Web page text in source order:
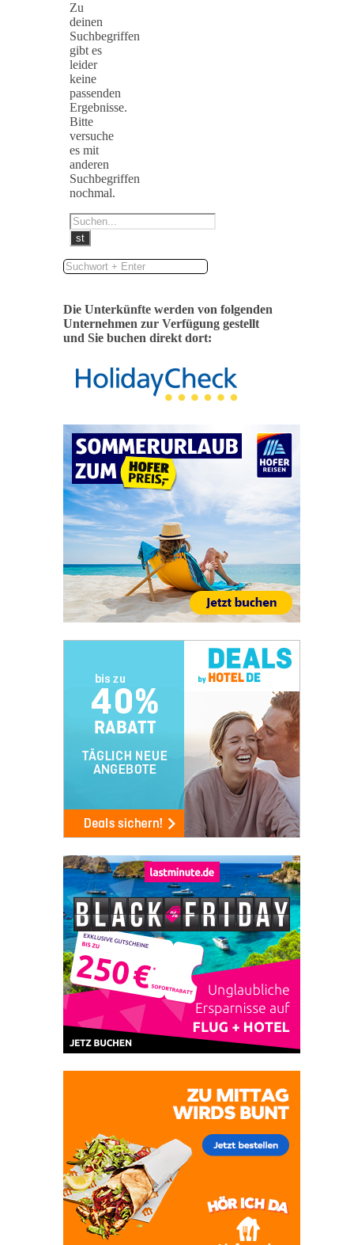
Zu
deinen
Suchbegriffen
gibt es
leider
keine
passenden
Ergebnisse.
Bitte
versuche
es mit
anderen
Suchbegriffen
nochmal.
Die Unterkünfte werden von folgenden
Unternehmen zur Verfügung gestellt
und Sie buchen direkt dort: